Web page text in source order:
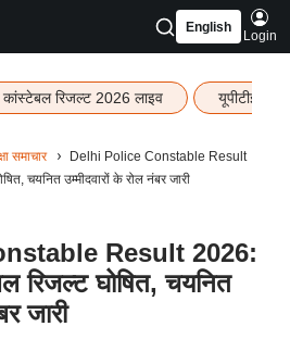
English
Login
कांस्टेबल रिजल्ट 2026 लाइव यूपीटीईटी
समाचार
Delhi Police Constable Result
चयनित उम्मीदवारों के रोल नंबर जारी
Result 2026:
रिजल्ट घोषित, चयनित
जारी